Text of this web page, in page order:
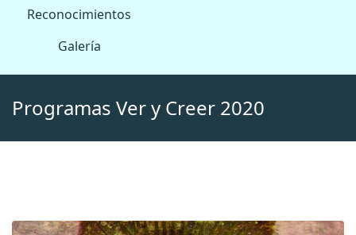
Reconocimientos
Galería
Programas Ver y Creer 2020